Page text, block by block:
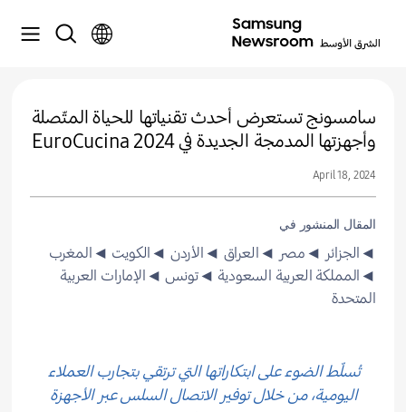
سامسونج تستعرض أحدث تقنياتها للحياة المتّصلة
وأجهزتها المدمجة الجديدة في EuroCucina 2024
April 18, 2024
المقال المنشور في
◄الجزائر ◄مصر ◄العراق ◄الأردن ◄الكويت ◄المغرب
◄المملكة العربية السعودية ◄تونس ◄الإمارات العربية
المتحدة
تُسلّط الضوء على ابتكاراتها التي ترتقي بتجارب العملاء
اليومية، من خلال توفير الاتصال السلس عبر الأجهزة